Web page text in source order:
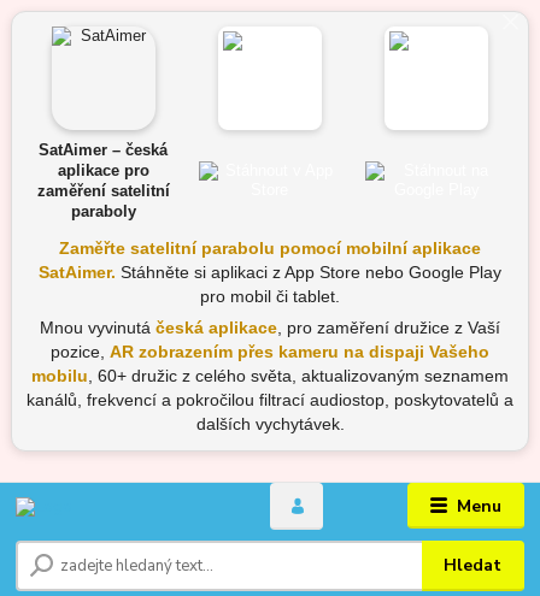
SatAimer – česká
aplikace pro
zaměření satelitní
paraboly
Zaměřte satelitní parabolu pomocí mobilní aplikace
SatAimer. Stáhněte si aplikaci z App Store nebo Google Play
pro mobil či tablet.
Mnou vyvinutá česká aplikace , pro zaměření družice z Vaší
pozice, AR zobrazením přes kameru na dispaji Vašeho
mobilu , 60+ družic z celého světa, aktualizovaným seznamem
kanálů, frekvencí a pokročilou filtrací audiostop, poskytovatelů a
dalších vychytávek.
Menu
Hledat